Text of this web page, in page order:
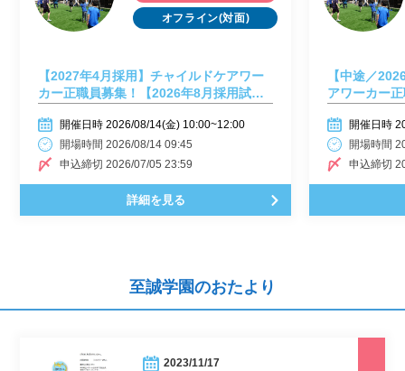
オフライン(対面)
【2027年4月採用】チャイルドケアワー
カー正職員募集！【2026年8月採用試
開催日時 2026/08/14(金) 10:00~12:00
開場時間 2026/08/14 09:45
申込締切 2026/07/05 23:59
詳細を見る
【中途／
アワーカー
開催日時
開場時間
申込締切
至誠学園のおたより
2023/11/17